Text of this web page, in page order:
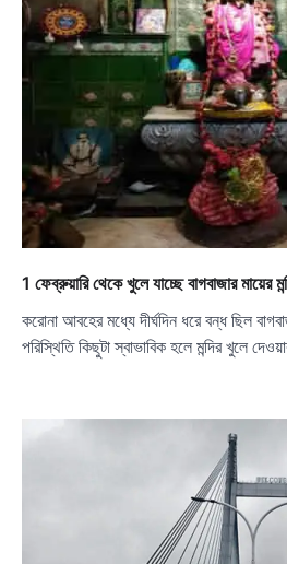
1 ফেব্রুয়ারি থেকে খুলে যাচ্ছে বাগবাজার মায়ের
করোনা আবহের মধ্যে দীর্ঘদিন ধরে বন্ধ ছিল
পরিস্থিতি কিছুটা স্বাভাবিক হলে মন্দির খুলে